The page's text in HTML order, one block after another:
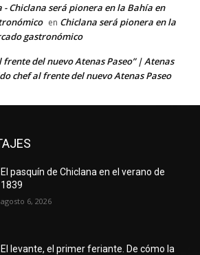
- Chiclana será pionera en la Bahía en
en Chiclana será pionera en la
gastronómico
frente del nuevo Atenas Paseo” | Atenas
chef al frente del nuevo Atenas Paseo
El pasquín de Chiclana en el verano de
1839
agosto 6, 2026
El levante, el primer feriante. De cómo la